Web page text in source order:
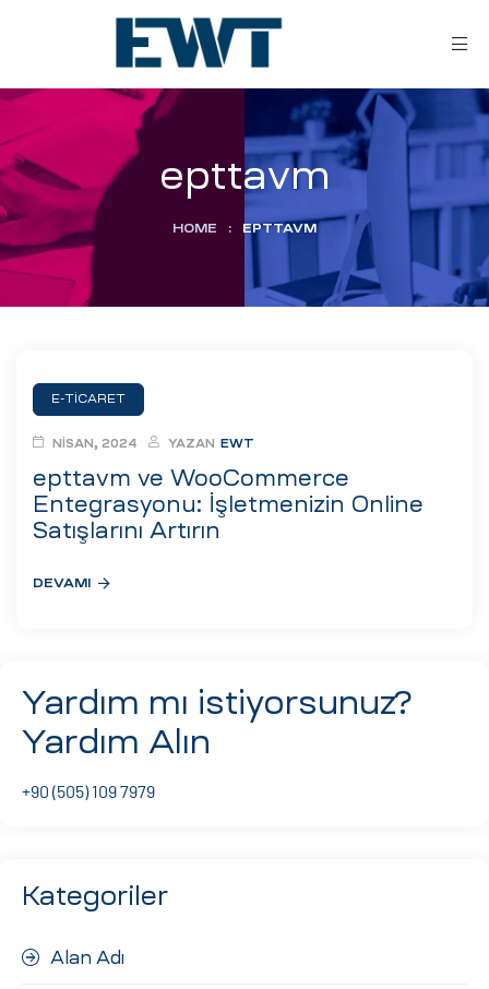
Aday
epttavm
HOME : EPTTAVM
E-TICARET
epttavm ve WooCommerce
Entegrasyonu: İşletmenizin Online
Satışlarını Artırın
NISAN, 2024 YAZAN EWT
DEVAMI
Yardım mı istiyorsunuz?
Yardım Alın
+90 (505) 109 7979
Kategoriler
Alan Adı